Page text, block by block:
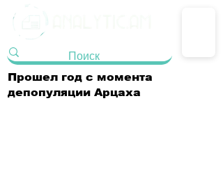
Прошел год с момента
депопуляции Арцаха